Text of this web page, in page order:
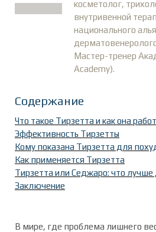
косметолог,
внутривенной
национального
Мастер-тренер
Academy).
Содержание
Что такое Тирзетта и как она
Эффективность Тирзетты
Кому показана Тирзетта для
Как применяется Тирзетта
Тирзетта или Седжаро: что лучше
Заключение
В мире, где проблема лишнего